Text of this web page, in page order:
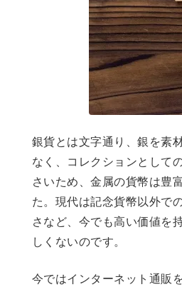
銀貨とは文字通り、銀を素
なく、コレクションとして
さいため、金属の貨幣は豊
た。現代は記念貨幣以外で
さなど、今でも高い価値を
しくないのです。
今ではインターネット通販